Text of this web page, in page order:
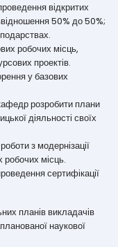
відкритих
50% до 50%;
робочих місць,
проектів.
у базових
розробити плани
діяльності своїх
з модернізації
робочих місць.
сертифікації
планів викладачів
наукової